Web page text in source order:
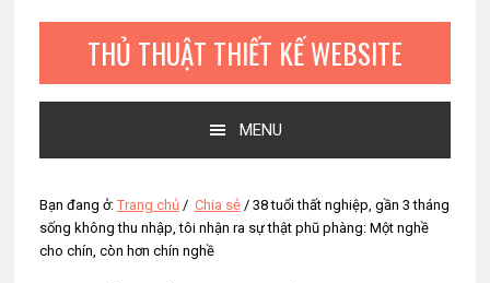
THỦ THUẬT THIẾT KẾ WEBSITE
MENU
Bạn đang ở: Trang chủ / Chia sẻ /38 tuổi thất nghiệp, gần 3 tháng
sống không thu nhập, tôi nhận ra sự thật phũ phàng: Một nghề
cho chín, còn hơn chín nghề